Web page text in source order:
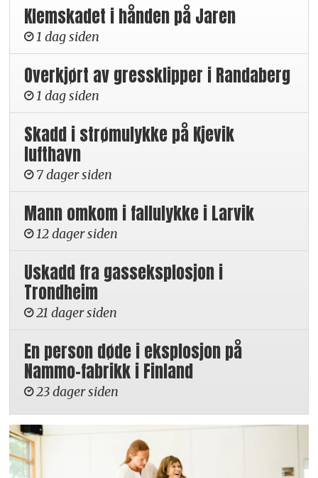
Klemskadet i hånden på Jaren
1 dag siden
Overkjørt av gressklipper i Randaberg
1 dag siden
Skadd i strømulykke på Kjevik
lufthavn
7 dager siden
Mann omkom i fallulykke i Larvik
12 dager siden
Uskadd fra gasseksplosjon i
Trondheim
21 dager siden
En person døde i eksplosjon på
Nammo-fabrikk i Finland
23 dager siden